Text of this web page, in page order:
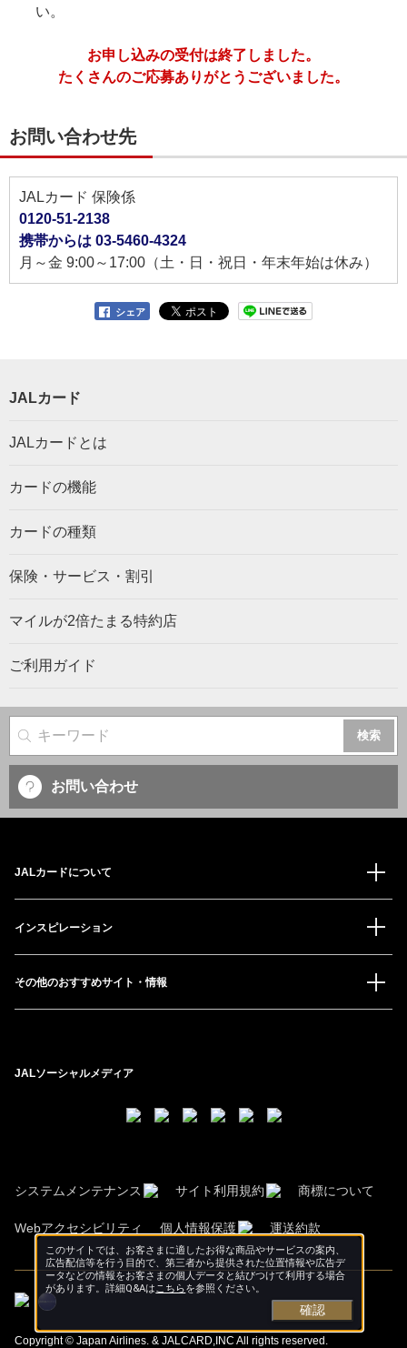
い。
お申し込みの受付は終了しました。
たくさんのご応募ありがとうございました。
お問い合わせ先
JALカード 保険係
0120-51-2138
携帯からは 03-5460-4324
月～金 9:00～17:00（土・日・祝日・年末年始は休み）
シェア
JALカード
JALカードとは
カードの機能
カードの種類
保険・サービス・割引
マイルが2倍たまる特約店
ご利用ガイド
サイト内検索
お問い合わせ
JALカードについて
インスピレーション
その他のおすすめサイト・情報
JALソーシャルメディア
システムメンテナンス サイト利用規約 商標について
Webアクセシビリティ 個人情報保護 運送約款
Copyright © Japan Airlines. & JALCARD,INC All rights reserved.
このサイトでは、お客さまに適したお得な商品やサービスの案内、
広告配信等を行う目的で、第三者から提供された位置情報や広告デ
ータなどの情報をお客さまの個人データと結びつけて利用する場合
があります。詳細Q&Aはこちらを参照ください。
確認